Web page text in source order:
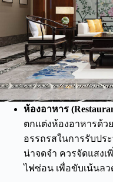
ห้องอาหาร
ตกแต่งห้องอาหารด้ว
อรรถรสในการรับปร
น่าจดจำ ควรจัดแสง
ไฟซ่อน เพื่อขับเน้นลว